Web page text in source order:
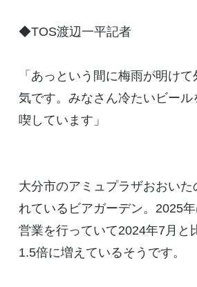
◆TOS渡辺一平記者
「あっという間に梅雨が明け
気です。みなさん冷たいビール
喫しています」
大分市のアミュプラザおおいた
れているビアガーデン。2025
営業を行っていて2024年7月と
1.5倍に増えているそうです。